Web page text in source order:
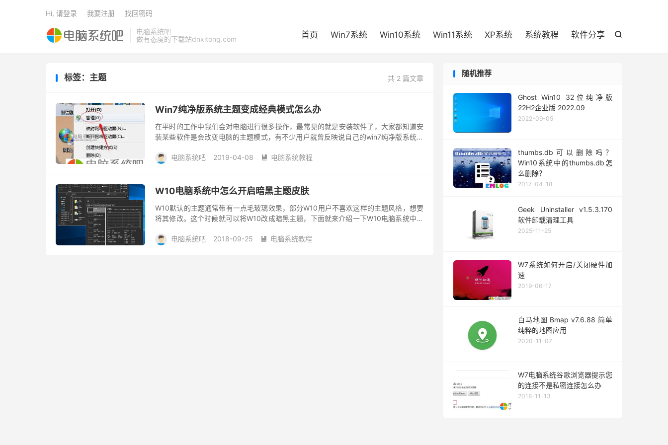
电脑系统吧
做有态度的下载站dnxitong.com

首页 Win7系统 Win10系统 Win11系统 XP系统 系统教程 软件分享
Hi, 请登录 我要注册 找回密码
共 2 篇文章
标签：主题
Win7纯净版系统主题变成经典模式怎么办
在平时的工作中我们会对电脑进行很多操作，最常见的就是安装软件了，大家都知道安
装某些软件是会改变电脑的主题模式，有不少用户就曾反映说自己的win7纯净版系统主
系统...电脑系统吧 2019-04-08  电脑系统教程
W10电脑系统中怎么开启暗黑主题皮肤
W10默认的主题通常带有一点毛玻璃效果，部分W10用户不喜欢这样的主题风格，想要
将其修改。这个时候就可以将W10改成暗黑主题，下面就来介绍一下W10电脑系统中怎
电脑系统吧
2018-09-25  电脑系统教程
随机推荐
Ghost Win10 32位纯净版
22H2企业版 2022.09
2022-09-05
thumbs.db可以删除吗？
Win10系统中的thumbs.db怎
么删除？
2017-04-18
Geek Uninstaller v1.5.3.170
软件卸载清理工具
2025-11-25
W7系统如何开启/关闭硬件加
速
2019-06-17
白马地图 Bmap v7.6.88 简单
纯粹的地图应用
2020-11-07
W7电脑系统谷歌浏览器提示您
的连接不是私密连接怎么办
2018-11-13